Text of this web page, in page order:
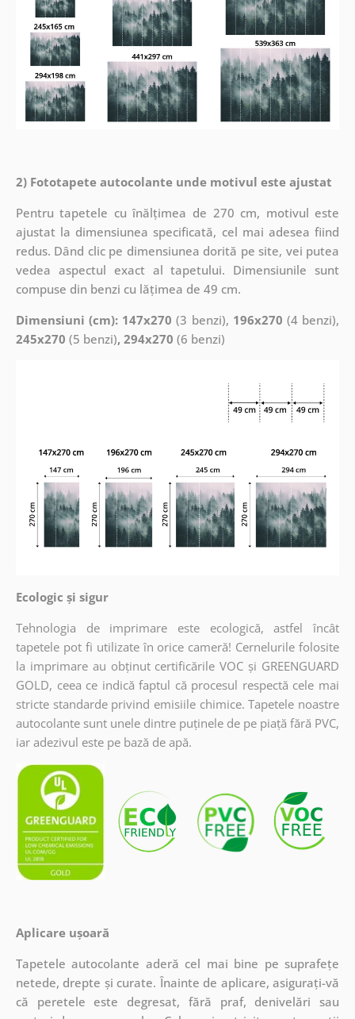
2) Fototapete autocolante unde motivul este ajustat
Pentru tapetele cu înălțimea de 270 cm, motivul este
ajustat la dimensiunea specificată, cel mai adesea fiind
redus. Dând clic pe dimensiunea dorită pe site, vei putea
vedea aspectul exact al tapetului. Dimensiunile sunt
compuse din benzi cu lățimea de 49 cm.
Dimensiuni (cm): 147x270 (3 benzi), 196x270 (4 benzi),
245x270 (5 benzi), 294x270 (6 benzi)
Ecologic și sigur
Tehnologia de imprimare este ecologică, astfel încât
tapetele pot fi utilizate în orice cameră! Cernelurile folosite
la imprimare au obținut certificările VOC și GREENGUARD
GOLD, ceea ce indică faptul că procesul respectă cele mai
stricte standarde privind emisiile chimice. Tapetele noastre
autocolante sunt unele dintre puținele de pe piață fără PVC,
iar adezivul este pe bază de apă.
Aplicare ușoară
Tapetele autocolante aderă cel mai bine pe suprafețe
netede, drepte și curate. Înainte de aplicare, asigurați-vă
că peretele este degresat, fără praf, denivelări sau